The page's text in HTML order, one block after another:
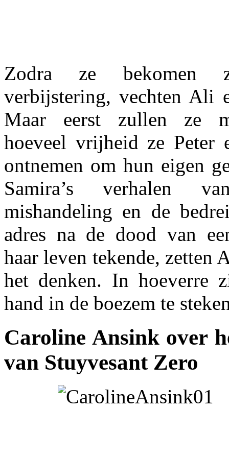
Zodra ze bekomen
verbijstering, vechten Ali
Maar eerst zullen ze
hoeveel vrijheid ze Peter
ontnemen om hun eigen
Samira’s verhalen
mishandeling en de
adres na de dood van
haar leven tekende, zetten
het denken. In hoeverre
hand in de boezem te
Caroline Ansink over
van Stuyvesant Zero